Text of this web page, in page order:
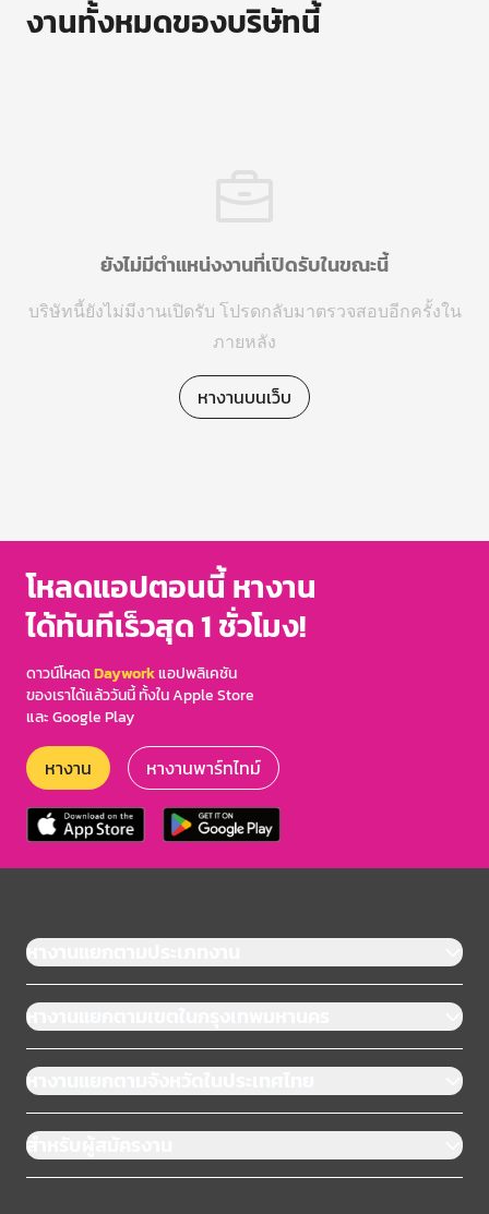
งานทั้งหมดของบริษัทนี้
ยังไม่มีตำแหน่งงานที่เปิดรับในขณะนี้
บริษัทนี้ยังไม่มีงานเปิดรับ โปรดกลับมาตรวจสอบอีกครั้งใน
ภายหลัง
หางานบนเว็บ
โหลดแอปตอนนี้ หางาน
ได้ทันทีเร็วสุด 1 ชั่วโมง!
ดาวน์โหลดDayworkแอปพลิเคชัน
ของเราได้แล้ววันนี้ ทั้งใน Apple Store
และ Google Play
หางาน หางานพาร์ทไทม์
หางานแยกตามประเภทงาน
หางานแยกตามเขตในกรุงเทพมหานคร
หางานแยกตามจังหวัดในประเทศไทย
สำหรับผู้สมัครงาน